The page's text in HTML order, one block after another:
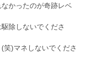
かったのが奇跡レベ
除しないでくださ
笑)マネしないでくださ